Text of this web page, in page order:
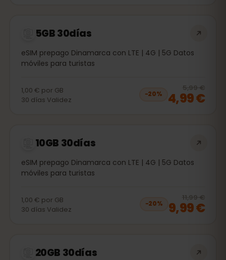
5GB 30días
eSIM prepago Dinamarca con LTE | 4G | 5G Datos
móviles para turistas
1,00 € por GB
30 días Validez
−20%
5,99 €
4,99 €
10GB 30días
eSIM prepago Dinamarca con LTE | 4G | 5G Datos
móviles para turistas
1,00 € por GB
30 días Validez
−20%
11,99 €
9,99 €
20GB 30días